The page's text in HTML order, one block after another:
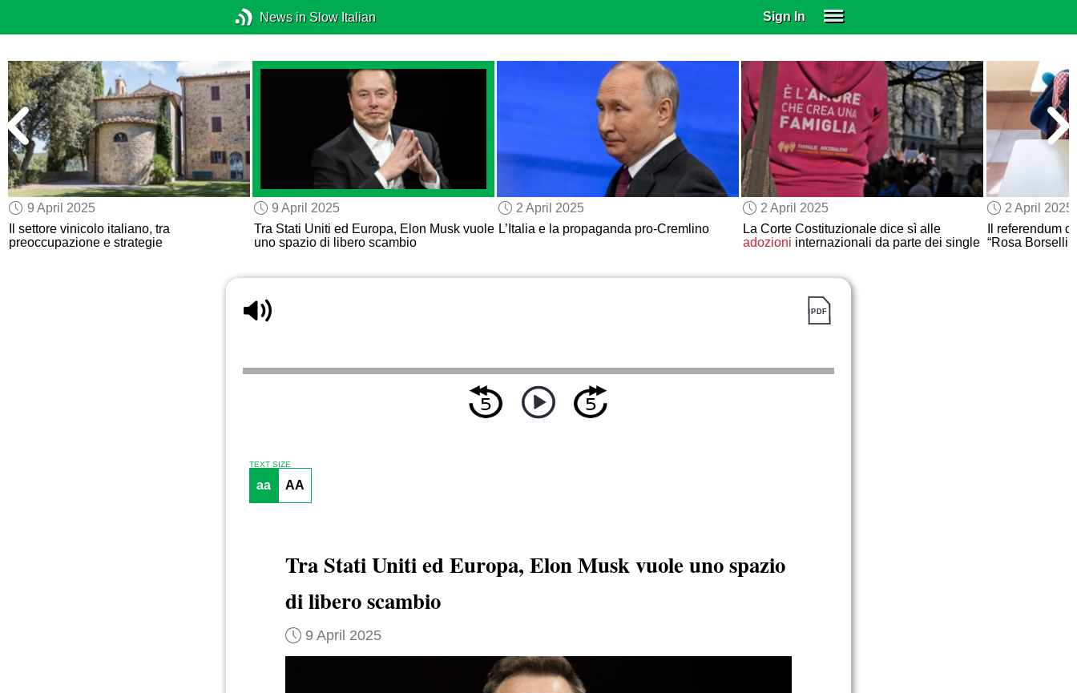
News in Slow Italian Sign In
SUBSCRIBE
EDUCATIONAL LICENSES
GIFT CARDS
OTHER LANGUAGES
ABOUT US
ALEXA
ADJUST COLORS
9 April 2025
Il settore vinicolo italiano, tra
preoccupazione e strategie
9 April 2025
Tra Stati Uniti ed Europa, Elon Musk vuole
uno spazio di libero scambio
2 April 2025
L’Italia e la propaganda pro-Cremlino
2 April 2025
La Corte Costituzionale dice sì alle
adozioni internazionali da parte dei single
2 April 2025
Il referendum
“Rosa
TEXT SIZE
aa AA
Tra Stati Uniti ed Europa, Elon Musk vuole uno spazio
di libero scambio
9 April 2025